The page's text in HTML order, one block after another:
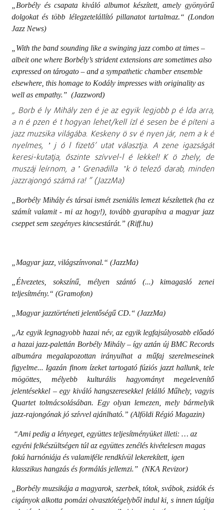
„Borbély és csapata kiváló albumot készített, amely gyönyörű
dolgokat és több lélegzetelállító pillanatot tartalmaz.“ (London
Jazz News)
„With the band sounding like a swinging jazz combo at times –
albeit one where Borbély’s strident extensions are sometimes also
expressed on tárogato – and a sympathetic chamber ensemble
elsewhere, this homage to Kodály impresses with originality as
well as empathy.” (Jazzword)
„ Borb é ly Mihály zen é je az egyik legjobb p é lda arra,
a n é pzen é t hogyan lehet/kell ízl é sesen be é píteni a
jazz muzsika világába. Keskeny ö sv é nyen jár, nem a k é
nyelmes,
’ j ó l fizető’ utat választja. A zene igazságát
keresi-kutatja, őszinte szívvel-l é lekkel! K ö zhely, de
muszáj leírnom, a ’ Grenadilla ’k ö telező darab, minden
jazzrajongó számá ra! ” (JazzMa)
„Borbély Mihály és társai ismét zseniális lemezt készítettek (ha ez
számít valamit - mi az hogy!), tovább gyarapítva a magyar jazz
cseppet sem szegényes kincsestárát.” (Riff.hu)
„Magyar jazz, világszínvonal.“ (JazzMa)
„Élvezetes, sokszínű, mélyen szántó (...) kimagasló zenei
teljesítmény.“ (Gramofon)
„Magyar jazztörténeti jelentőségű CD.“ (JazzMa)
„Az egyik legnagyobb hazai név, az egyik legfajsúlyosabb előadó
a hazai jazz-palettán Borbély Mihály – így aztán új BMC Records
albumára megalapozottan irányulhat a műfaj szerelmeseinek
figyelme... Igazán finom ízeket tartogató fúziós jazzt hallunk, tele
mögöttes, mélyebb kulturális hagyományt megelevenítő
jelentésekkel – egy kiváló hangszeresekkel felálló Műhely, vagyis
Quartet tolmácsolásában. Egy olyan lemezen, mely bármelyik
jazz-rajongónak jó szívvel ajánlható.” (Alföldi Régió Magazin)
“Ami pedig a lényeget, együttes teljesítményüket illeti: … az
egyéni felkészültségen túl az együttes zenélés kivételesen magas
fokú harnóniája és valamiféle rendkívül lekerekített, igen
klasszikus hangzás és formálás jellemzi.” (NKA Revizor)
„Borbély muzsikája a magyarok, szerbek, tótok, svábok, zsidók és
cigányok alkotta pomázi olvasztótégelyből indul ki, s innen tágítja